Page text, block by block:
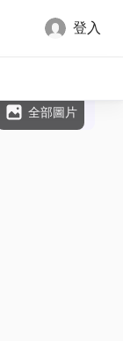
登入
全部圖片